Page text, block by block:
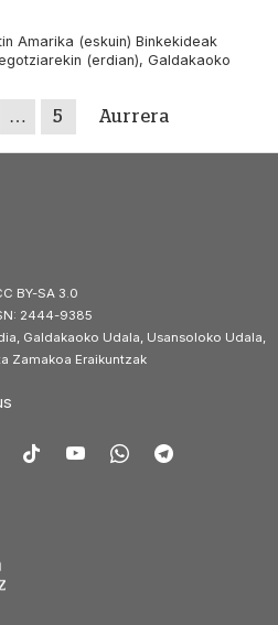
Amarika (eskuin) Binkekideak
(erdian), Galdakaoko
… 5 Aurrera
BY-SA 3.0
2444-9385
Galdakaoko Udala, Usansoloko Udala,
Zamakoa Eraikuntzak